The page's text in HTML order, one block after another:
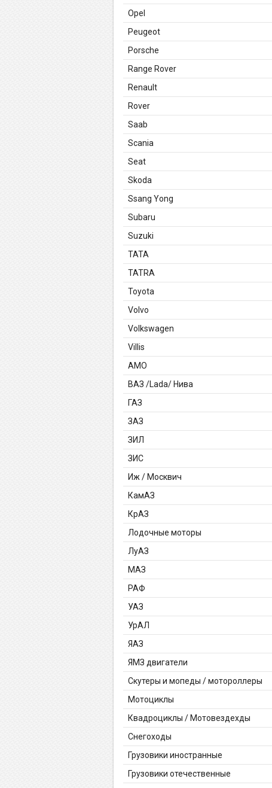
Opel
Peugeot
Porsche
Range Rover
Renault
Rover
Saab
Scania
Seat
Skoda
Ssang Yong
Subaru
Suzuki
TATA
TATRA
Toyota
Volvo
Volkswagen
Villis
АМО
ВАЗ /Lada/ Нива
ГАЗ
ЗАЗ
ЗИЛ
ЗИС
Иж / Москвич
КамАЗ
КрАЗ
Лодочные моторы
ЛуАЗ
МАЗ
РАФ
УАЗ
УрАЛ
ЯАЗ
ЯМЗ двигатели
Скутеры и мопеды / мотороллеры
Мотоциклы
Квадроциклы / Мотовездехды
Снегоходы
Грузовики иностранные
Грузовики отечественные